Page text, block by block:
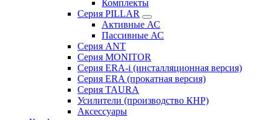
Комплекты
Серия PILLAR
Активные АС
Пассивные АС
Серия ANT
Серия MONITOR
Серия ERA-i (инсталляционная версия)
Серия ERA (прокатная версия)
Серия TAURA
Усилители (производство КНР)
Аксессуары